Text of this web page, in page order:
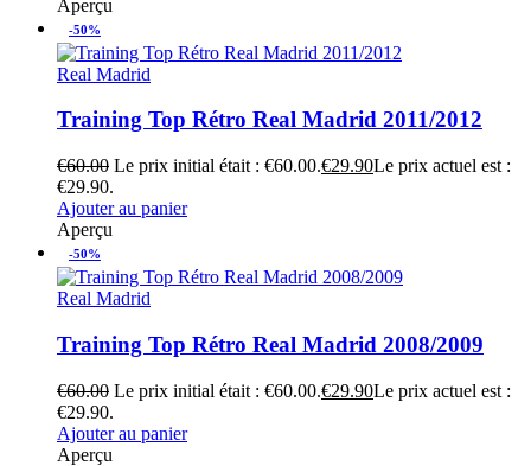
Aperçu
-50%
Real Madrid
Training Top Rétro Real Madrid 2011/2012
€60.00 Le prix initial était : €60.00.€29.90Le prix actuel est :
€29.90.
Ajouter au panier
Aperçu
-50%
Real Madrid
Training Top Rétro Real Madrid 2008/2009
€60.00 Le prix initial était : €60.00.€29.90Le prix actuel est :
€29.90.
Ajouter au panier
Aperçu